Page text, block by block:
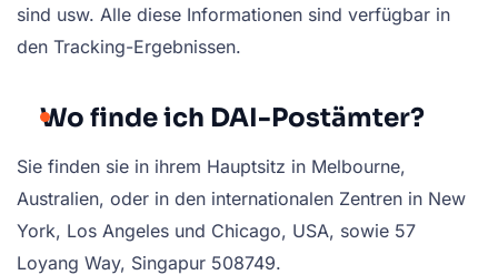
sind usw. Alle diese Informationen sind verfügbar in
den Tracking-Ergebnissen.
Wo finde ich DAI-Postämter?
Sie finden sie in ihrem Hauptsitz in Melbourne,
Australien, oder in den internationalen Zentren in New
York, Los Angeles und Chicago, USA, sowie 57
Loyang Way, Singapur 508749.